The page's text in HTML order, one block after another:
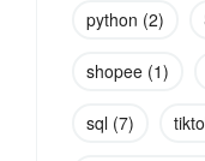
python (2)
shopee (1)
sql (7)